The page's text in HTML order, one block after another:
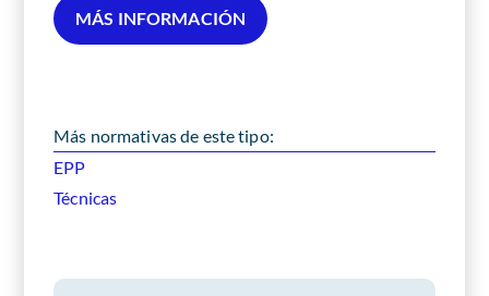
MÁS INFORMACIÓN
Más normativas de este tipo:
EPP
Técnicas